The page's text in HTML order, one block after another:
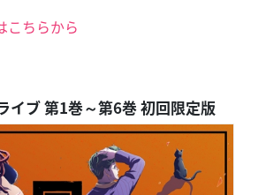
こちらから
イブ 第1巻～第6巻 初回限定版